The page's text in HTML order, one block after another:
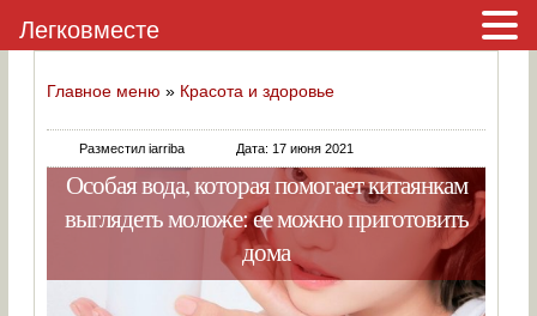
Главное меню » Красота и здоровье
Разместил iarriba Дата: 17 июня 2021
Особая вода, которая помогает китаянкам
выглядеть моложе: ее можно приготовить
дома
Легковместе